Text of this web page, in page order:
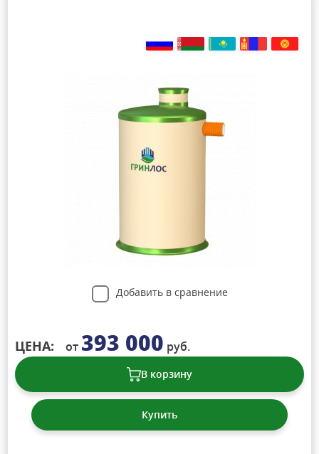
Добавить в сравнение
ЦЕНА: от 393 000 руб.
В корзину
Купить